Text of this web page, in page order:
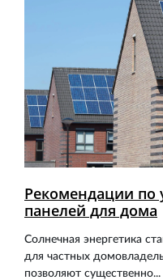
Рекомендации по
панелей для дома
Солнечная энергетика
для частных
позволяют существенно...